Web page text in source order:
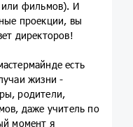
или фильмов). И
проекции, вы
директоров!
есть
жизни -
родители,
даже учитель по
момент я